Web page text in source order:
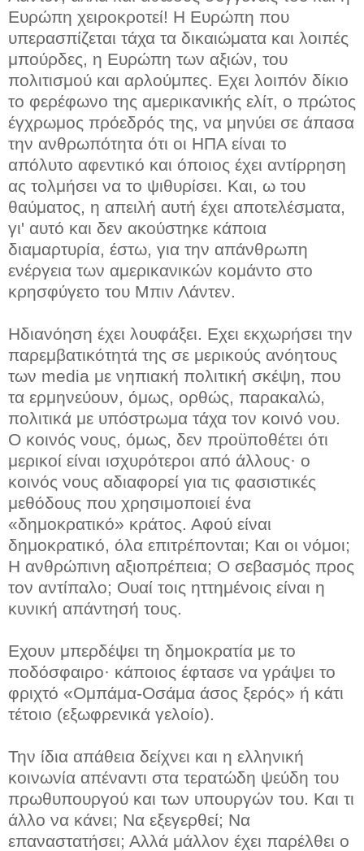
Ευρώπη χειροκροτεί! Η Ευρώπη που
υπερασπίζεται τάχα τα δικαιώματα και λοιπές
μπούρδες, η Ευρώπη των αξιών, του
πολιτισμού και αρλούμπες. Εχει λοιπόν δίκιο
το φερέφωνο της αμερικανικής ελίτ, ο πρώτος
έγχρωμος πρόεδρός της, να μηνύει σε άπασα
την ανθρωπότητα ότι οι ΗΠΑ είναι το
απόλυτο αφεντικό και όποιος έχει αντίρρηση
ας τολμήσει να το ψιθυρίσει. Και, ω του
θαύματος, η απειλή αυτή έχει αποτελέσματα,
γι' αυτό και δεν ακούστηκε κάποια
διαμαρτυρία, έστω, για την απάνθρωπη
ενέργεια των αμερικανικών κομάντο στο
κρησφύγετο του Μπιν Λάντεν.
Ηδιανόηση έχει λουφάξει. Εχει εκχωρήσει την
παρεμβατικότητά της σε μερικούς ανόητους
των media με νηπιακή πολιτική σκέψη, που
τα ερμηνεύουν, όμως, ορθώς, παρακαλώ,
πολιτικά με υπόστρωμα τάχα τον κοινό νου.
Ο κοινός νους, όμως, δεν προϋποθέτει ότι
μερικοί είναι ισχυρότεροι από άλλους· ο
κοινός νους αδιαφορεί για τις φασιστικές
μεθόδους που χρησιμοποιεί ένα
«δημοκρατικό» κράτος. Αφού είναι
δημοκρατικό, όλα επιτρέπονται; Και οι νόμοι;
Η ανθρώπινη αξιοπρέπεια; Ο σεβασμός προς
τον αντίπαλο; Ουαί τοις ηττημένοις είναι η
κυνική απάντησή τους.
Εχουν μπερδέψει τη δημοκρατία με το
ποδόσφαιρο· κάποιος έφτασε να γράψει το
φριχτό «Ομπάμα-Οσάμα άσος ξερός» ή κάτι
τέτοιο (εξωφρενικά γελοίο).
Την ίδια απάθεια δείχνει και η ελληνική
κοινωνία απέναντι στα τερατώδη ψεύδη του
πρωθυπουργού και των υπουργών του. Και τι
άλλο να κάνει; Να εξεγερθεί; Να
επαναστατήσει; Αλλά μάλλον έχει παρέλθει ο